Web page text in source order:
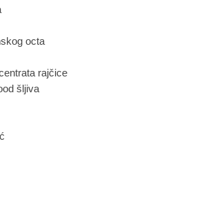
octa
rajčice
šljiva